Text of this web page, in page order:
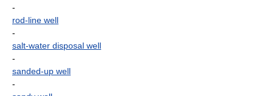
-
rod-line well
-
salt-water disposal well
-
sanded-up well
-